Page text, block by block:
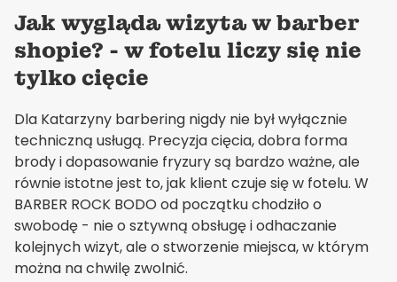
Jak wygląda wizyta w barber
shopie? - w fotelu liczy się nie
tylko cięcie
Dla Katarzyny barbering nigdy nie był wyłącznie
techniczną usługą. Precyzja cięcia, dobra forma
brody i dopasowanie fryzury są bardzo ważne, ale
równie istotne jest to, jak klient czuje się w fotelu. W
BARBER ROCK BODO od początku chodziło o
swobodę - nie o sztywną obsługę i odhaczanie
kolejnych wizyt, ale o stworzenie miejsca, w którym
można na chwilę zwolnić.